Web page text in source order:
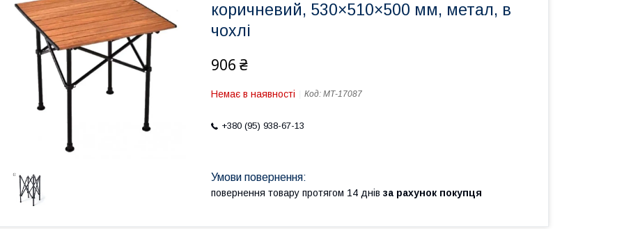
коричневий, 530×510×500 мм, метал, в
чохлі
906 ₴
Немає в наявності Код: МТ-17087
+380 (95) 938-67-13
повернення товару протягом 14 днів за рахунок покупця